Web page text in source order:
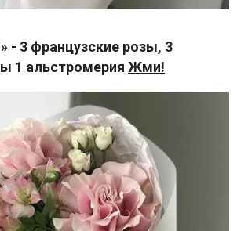
- 3 французские розы, 3
1 альстромерия Жми!